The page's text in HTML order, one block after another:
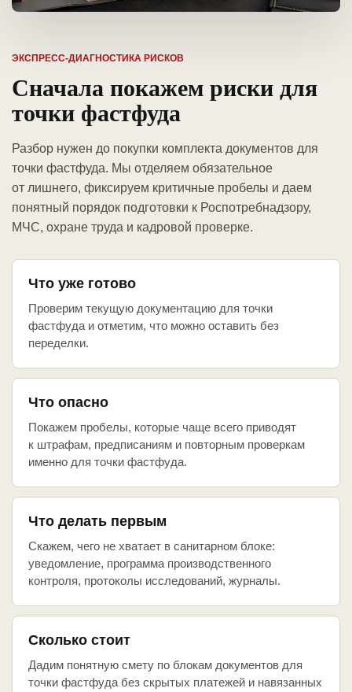
ЭКСПРЕСС-ДИАГНОСТИКА РИСКОВ
Сначала покажем риски для
точки фастфуда
Разбор нужен до покупки комплекта документов для
точки фастфуда. Мы отделяем обязательное
от лишнего, фиксируем критичные пробелы и даем
понятный порядок подготовки к Роспотребнадзору,
МЧС, охране труда и кадровой проверке.
Что уже готово
Проверим текущую документацию для точки
фастфуда и отметим, что можно оставить без
переделки.
Что опасно
Покажем пробелы, которые чаще всего приводят
к штрафам, предписаниям и повторным проверкам
именно для точки фастфуда.
Что делать первым
Скажем, чего не хватает в санитарном блоке:
уведомление, программа производственного
контроля, протоколы исследований, журналы.
Сколько стоит
Дадим понятную смету по блокам документов для
точки фастфуда без скрытых платежей и навязанных